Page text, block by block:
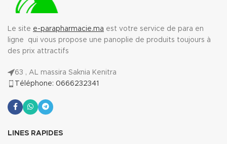
Le site e-parapharmacie.ma est votre service de para en
ligne qui vous propose une panoplie de produits toujours à
des prix attractifs
63 , AL massira Saknia Kenitra
Téléphone: 0666232341
LINES RAPIDES